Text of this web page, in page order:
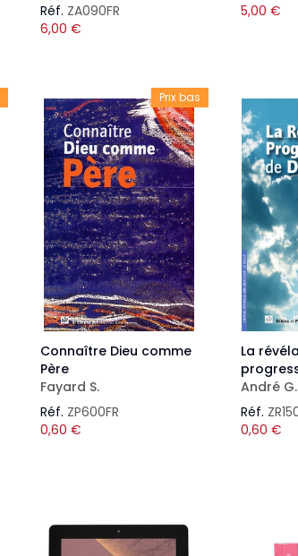
Réf. ZA090FR
6,00 €
5,00 €
Prix bas
Connaître Dieu comme
Père
Fayard S.
Réf. ZP600FR
0,60 €
La
André G.
Réf.
0,60 €